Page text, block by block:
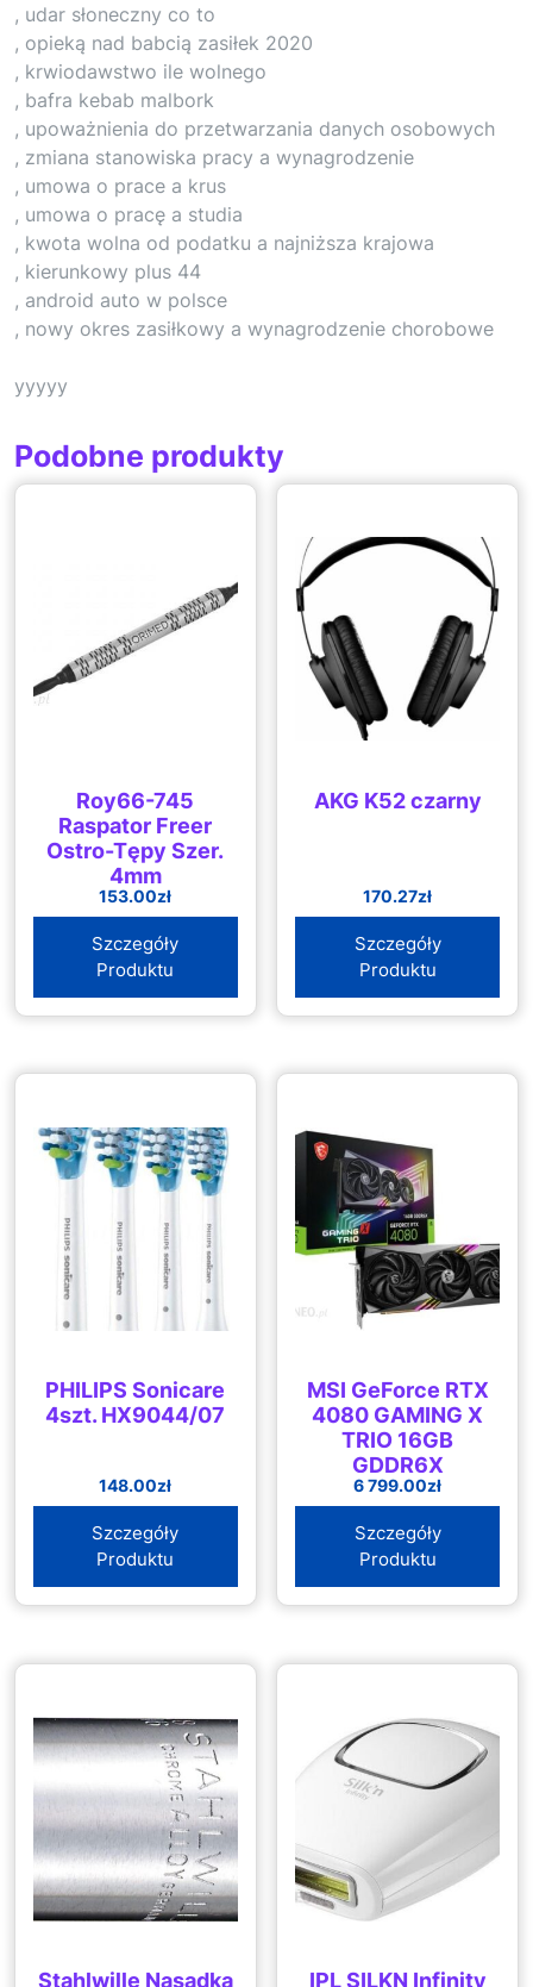
, udar słoneczny co to
, opieką nad babcią zasiłek 2020
, krwiodawstwo ile wolnego
, bafra kebab malbork
, upoważnienia do przetwarzania danych osobowych
, zmiana stanowiska pracy a wynagrodzenie
, umowa o prace a krus
, umowa o pracę a studia
, kwota wolna od podatku a najniższa krajowa
, kierunkowy plus 44
, android auto w polsce
, nowy okres zasiłkowy a wynagrodzenie chorobowe
yyyyy
Podobne produkty
Roy66-745
Raspator Freer
Ostro-Tępy Szer.
4mm
153.00zł
Szczegóły
Produktu
AKG K52 czarny
170.27zł
Szczegóły
Produktu
PHILIPS Sonicare
4szt. HX9044/07
148.00zł
Szczegóły
Produktu
MSI GeForce RTX
4080 GAMING X
TRIO 16GB
GDDR6X
6 799.00zł
Szczegóły
Produktu
Stahlwille Nasadka IPL SILKN Infinity